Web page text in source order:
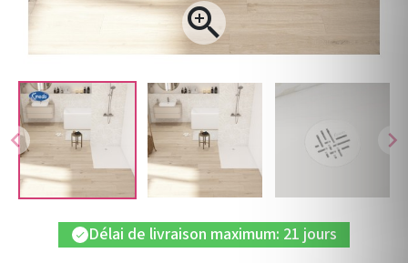
chevron_left chevron_right

check Délai de livraison maximum: 21 jours